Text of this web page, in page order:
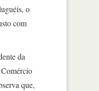
o
com
da
que,